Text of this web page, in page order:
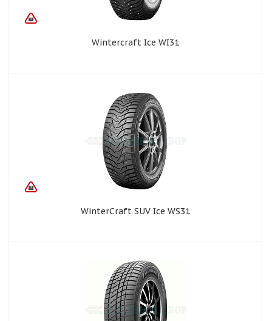
Wintercraft Ice WI31
WinterCraft SUV Ice WS31